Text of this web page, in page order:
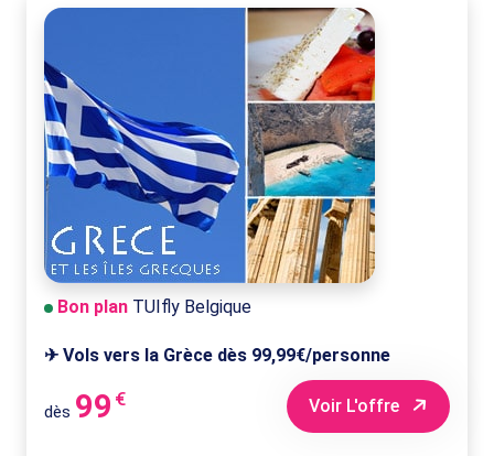
Bon plan TUIfly Belgique
✈ Vols vers la Grèce dès 99,99€/personne
dès 99 € Voir L'offre